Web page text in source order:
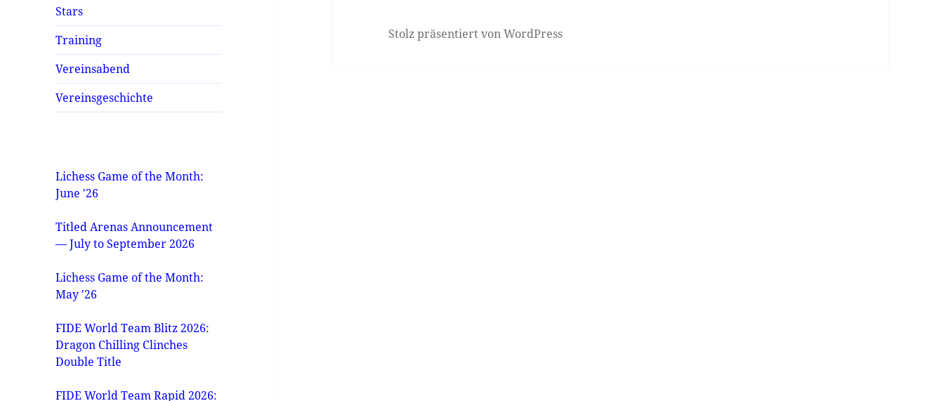
Stars
Training
Vereinsabend
Vereinsgeschichte
Lichess Game of the Month:
June '26
Titled Arenas Announcement
— July to September 2026
Lichess Game of the Month:
May '26
FIDE World Team Blitz 2026:
Dragon Chilling Clinches
Double Title
FIDE World Team Rapid 2026:
Stolz präsentiert von WordPress